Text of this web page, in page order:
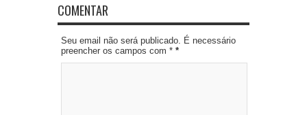
COMENTAR
Seu email não será publicado. É necessário
preencher os campos com * *